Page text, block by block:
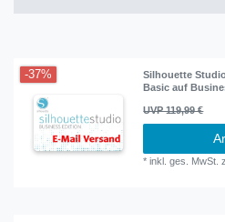
-37%
Silhouette
Basic auf
UVP 119,99 €
*inkl. ges. MwSt.